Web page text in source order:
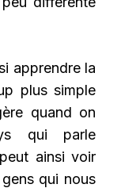
apprendre la
plus simple
quand on
qui parle
ainsi voir
qui nous